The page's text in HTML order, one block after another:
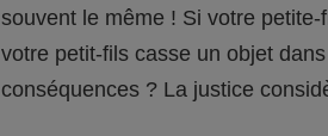
souvent le même ! Si votre
votre petit-fils casse un objet
conséquences ? La justice